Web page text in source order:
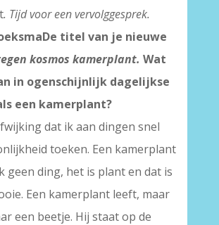
. Tijd voor een vervolggesprek.
De titel van je nieuwe
kosmos kamerplant. Wat
in ogenschijnlijk dagelijkse
een kamerplant?
dat ik aan dingen snel
toeken. Een kamerplant
geen ding, het is plant en dat is
Een kamerplant leeft, maar
een beetje. Hij staat op de